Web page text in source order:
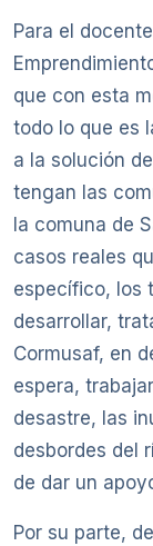
Para el
que con esta
todo lo que es
a la solución
tengan las
la comuna de
casos reales
específico, los
desarrollar,
Cormusaf, en
espera,
desastre, las
desbordes del
de dar un
Por su parte,